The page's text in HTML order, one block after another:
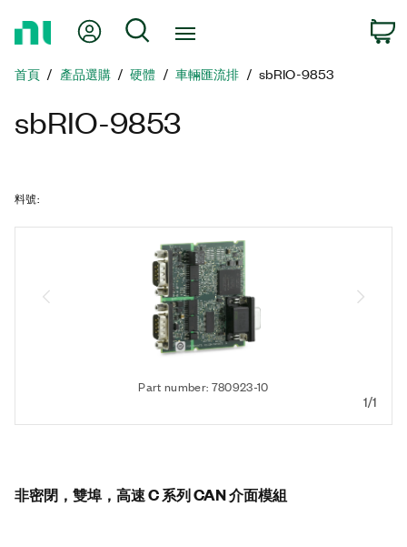
我的帳號 搜尋
首頁 產品選購 硬體 車輛匯流排 sbRIO-9853
sbRIO-9853
料號:
Part number: 780923-10
1/1
非密閉，雙埠，高速 C 系列 CAN 介面模組